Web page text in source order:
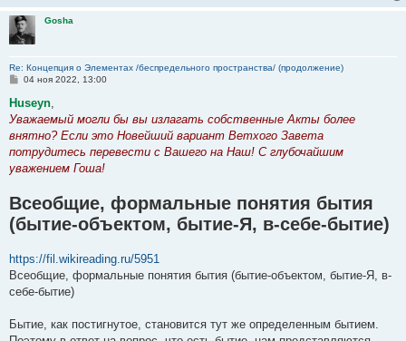
Gosha
Re: Концепция о Элементах /беспредельного пространства/ (продолжение)
С
о
щ
е
и
е
04 ноя 2022, 13:00
Huseyn,
Уважаемый могли бы вы излагать собственные Акты более
внятно? Если это Новейший вариант Ветхого Завета
потрудитесь перевести с Вашего на Наш! С глубочайшим
уважением Гоша!
Всеобщие, формальные понятия бытия
(бытие-объектом, бытие-Я, в-себе-бытие)
https://fil.wikireading.ru/5951
Всеобщие, формальные понятия бытия (бытие-объектом, бытие-Я, в-
себе-бытие)
Бытие, как постигнутое, становится тут же определенным бытием.